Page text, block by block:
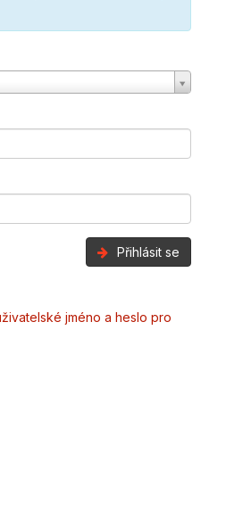
Přihlásit se
jméno a heslo pro